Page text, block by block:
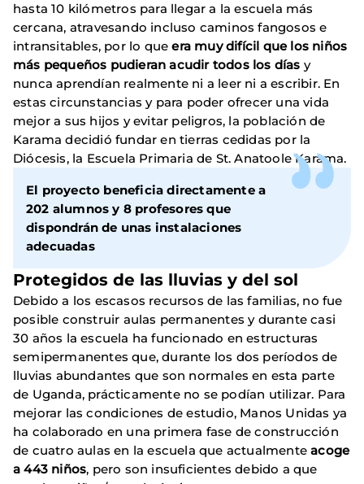
hasta 10 kilómetros para llegar a la escuela más
cercana, atravesando incluso caminos fangosos e
intransitables, por lo queera muy difícil que los niños
más pequeños pudieran acudir todos los días y
nunca aprendían realmente ni a leer ni a escribir. En
estas circunstancias y para poder ofrecer una vida
mejor a sus hijos y evitar peligros, la población de
Karama decidió fundar en tierras cedidas por la
Diócesis, la Escuela Primaria de St. Anatoole Karama.
El proyecto beneficia directamente a
202 alumnos y 8 profesores que
dispondrán de unas instalaciones
adecuadas
Protegidos de las lluvias y del sol
Debido a los escasos recursos de las familias, no fue
posible construir aulas permanentes y durante casi
30 años la escuela ha funcionado en estructuras
semipermanentes que, durante los dos períodos de
lluvias abundantes que son normales en esta parte
de Uganda, prácticamente no se podían utilizar. Para
mejorar las condiciones de estudio, Manos Unidas ya
ha colaborado en una primera fase de construcción
de cuatro aulas en la escuela que actualmenteacoge
a 443 niños, pero son insuficientes debido a que